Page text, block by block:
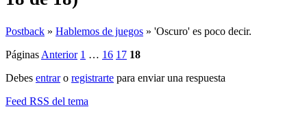
Postback » Hablemos de juegos » 'Oscuro' es poco decir.
Páginas Anterior 1 … 16 17 18
Debes entraro registrarte para enviar una respuesta
Feed RSS del tema